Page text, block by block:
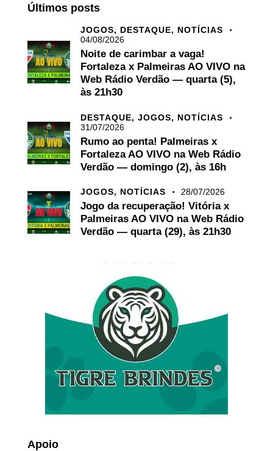
Últimos posts
JOGOS, DESTAQUE, NOTÍCIAS
04/08/2026
Noite de carimbar a vaga!
Fortaleza x Palmeiras AO VIVO na
Web Rádio Verdão — quarta (5),
às 21h30
DESTAQUE, JOGOS, NOTÍCIAS
31/07/2026
Rumo ao penta! Palmeiras x
Fortaleza AO VIVO na Web Rádio
Verdão — domingo (2), às 16h
JOGOS, NOTÍCIAS 28/07/2026
Jogo da recuperação! Vitória x
Palmeiras AO VIVO na Web Rádio
Verdão — quarta (29), às 21h30
Apoio